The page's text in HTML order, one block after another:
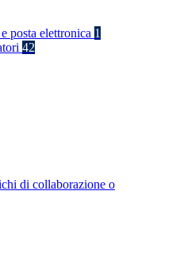
posta elettronica 1
42
di collaborazione o